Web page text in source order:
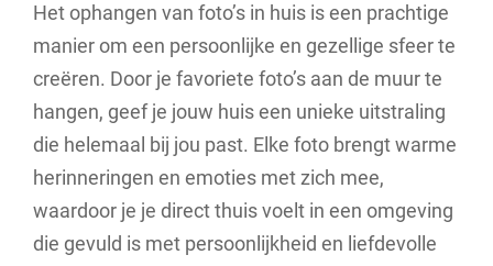
Het ophangen van foto’s in huis is een prachtige
manier om een persoonlijke en gezellige sfeer te
creëren. Door je favoriete foto’s aan de muur te
hangen, geef je jouw huis een unieke uitstraling
die helemaal bij jou past. Elke foto brengt warme
herinneringen en emoties met zich mee,
waardoor je je direct thuis voelt in een omgeving
die gevuld is met persoonlijkheid en liefdevolle